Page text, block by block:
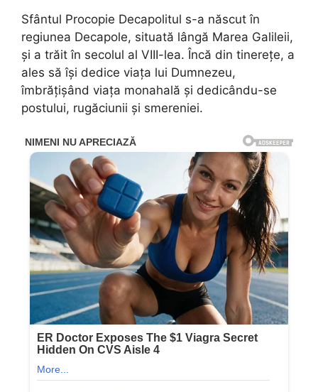
Sfântul Procopie Decapolitul s-a născut în
regiunea Decapole, situată lângă Marea Galileii,
și a trăit în secolul al VIII-lea. Încă din tinerețe, a
ales să își dedice viața lui Dumnezeu,
îmbrățișând viața monahală și dedicându-se
postului, rugăciunii și smereniei.